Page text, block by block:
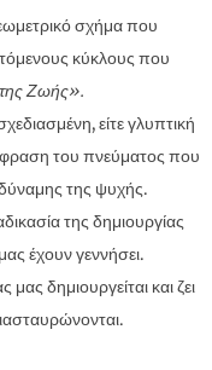
σχήμα που
κύκλους που
Ζωής».
είτε γλυπτική
του πνεύματος που
της ψυχής.
της δημιουργίας
έχουν γεννήσει.
δημιουργείται και ζει